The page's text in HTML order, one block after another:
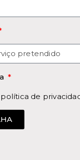
política de